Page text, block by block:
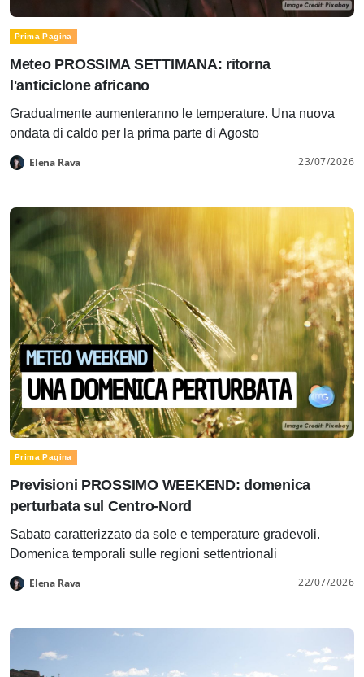
Prima Pagina
Meteo PROSSIMA SETTIMANA: ritorna
l'anticiclone africano
Gradualmente aumenteranno le temperature. Una nuova
ondata di caldo per la prima parte di Agosto
Elena Rava 23/07/2026
Prima Pagina
Previsioni PROSSIMO WEEKEND: domenica
perturbata sul Centro-Nord
Sabato caratterizzato da sole e temperature gradevoli.
Domenica temporali sulle regioni settentrionali
Elena Rava 22/07/2026